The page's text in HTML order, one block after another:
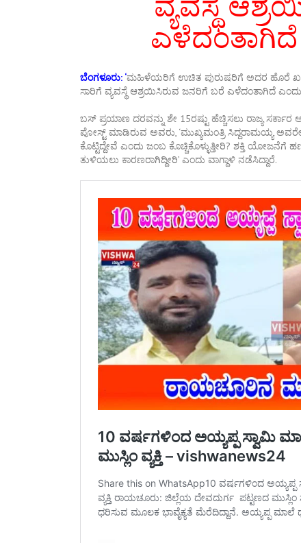
ಎಳೆದಂತಾಗಿದೆ
ಬೆಂಗಳೂರು: ‘ಮಹಿಳೆಯರಿಗೆ ಉಚಿತ ಪುರುಷರಿಗೆ ಅದರ ಹೊರೆ
ಸಾರಿಗೆ ವ್ಯವಸ್ಥೆ ಆಶ್ರಯಿಸಿರುವ ಜನರಿಗೆ ಬರೆ ಎಳೆದಂತಾಗಿದೆ ಎಂದು
ಬಸ್ ಪ್ರಯಾಣ ದರವನ್ನು ಶೇ 15ರಷ್ಟು ಹೆಚ್ಚಿಸಲು ರಾಜ್ಯ
ಪೋಸ್ಟ್ ಮಾಡಿರುವ ಅವರು, ‘ಮುಖ್ಯಮಂತ್ರಿ ಸಿದ್ದರಾಮಯ್ಯ
ಕೊಟ್ಟಿದ್ದೇವೆ ಎಂದು ಜಂಬ ಕೊಚ್ಚಿಕೊಳ್ಳುತ್ತೀರಿ? ಶಕ್ತಿ
ತುಳಿಯಲು ಕಾರಣರಾಗಿದ್ದೀರಿ’ ಎಂದು ವಾಗ್ದಾಳಿ ನಡೆಸಿದ್ದಾರೆ.